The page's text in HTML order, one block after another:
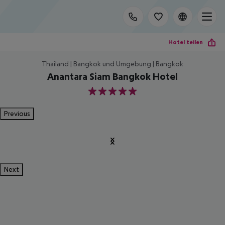
Hotel teilen
Thailand | Bangkok und Umgebung | Bangkok
Anantara Siam Bangkok Hotel
5
Previous
Next